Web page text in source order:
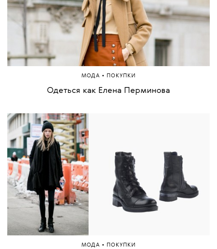
МОДА • ПОКУПКИ
Одеться как Елена Перминова
МОДА • ПОКУПКИ